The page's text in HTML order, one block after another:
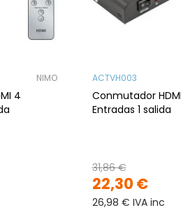
NIMO
4
ACTVH003
Conmutador
Entradas 1 salida
22,30 €
31,86 €
26,98 € IVA inc